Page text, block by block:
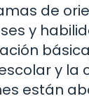
de
y
y
están